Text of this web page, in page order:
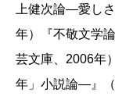
上健次論―愛し
年）『不敬文学
芸文庫、2006年
年」小説論―』